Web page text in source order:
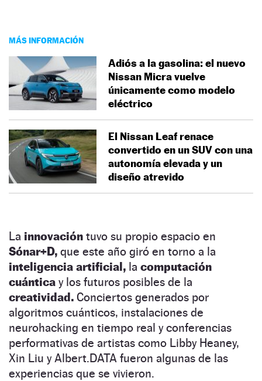
MÁS INFORMACIÓN
Adiós a la gasolina: el nuevo
Nissan Micra vuelve
únicamente como modelo
eléctrico
El Nissan Leaf renace
convertido en un SUV con una
autonomía elevada y un
diseño atrevido
La innovación tuvo su propio espacio en
Sónar+D, que este año giró en torno a la
inteligencia artificial, la computación
cuántica y los futuros posibles de la
creatividad. Conciertos generados por
algoritmos cuánticos, instalaciones de
neurohacking en tiempo real y conferencias
performativas de artistas como Libby Heaney,
Xin Liu y Albert.DATA fueron algunas de las
experiencias que se vivieron.